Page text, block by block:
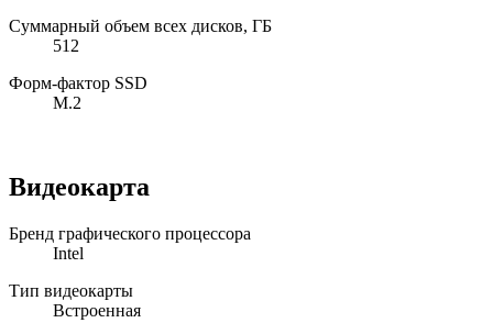
Суммарный объем всех дисков, ГБ
512
Форм-фактор SSD
M.2
Видеокарта
Бренд графического процессора
Intel
Тип видеокарты
Встроенная